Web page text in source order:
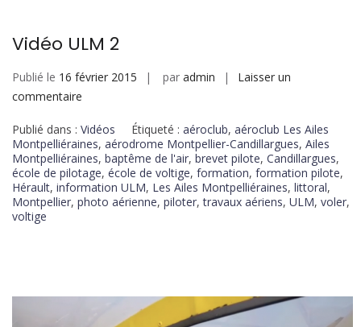
Vidéo ULM 2
Publié le 16 février 2015 par admin
Laisser un
commentaire
Publié dans : Vidéos Étiqueté : aéroclub, aéroclub Les Ailes
Montpelliéraines, aérodrome Montpellier-Candillargues, Ailes
Montpelliéraines, baptême de l'air, brevet pilote, Candillargues,
école de pilotage, école de voltige, formation, formation pilote,
Hérault, information ULM, Les Ailes Montpelliéraines, littoral,
Montpellier, photo aérienne, piloter,travaux aériens, ULM, voler,
voltige